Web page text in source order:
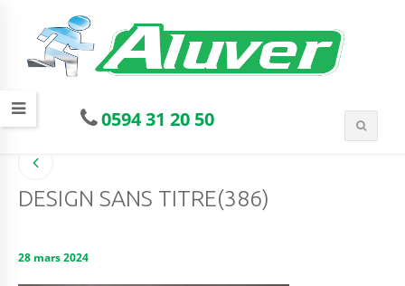
0594 31 20 50
DESIGN SANS TITRE(386)
28 mars 2024